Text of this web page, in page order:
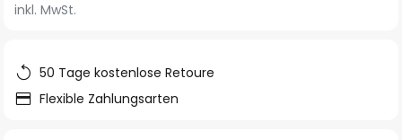
springen
inkl. MwSt.
50 Tage kostenlose Retoure
Flexible Zahlungsarten